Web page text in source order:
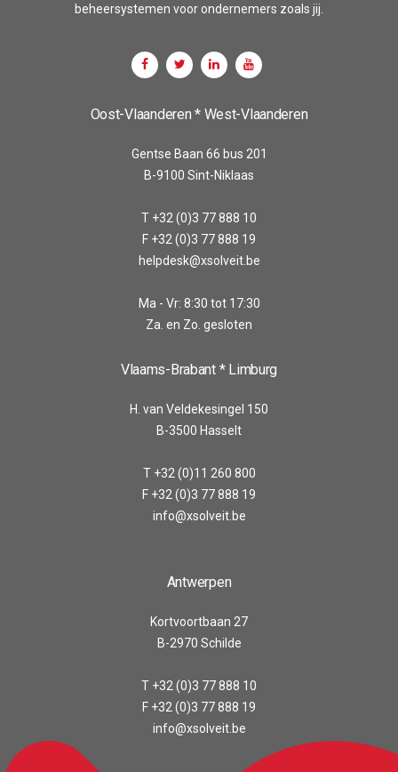
beheersystemen voor ondernemers zoals jij.
Oost-Vlaanderen * West-Vlaanderen
Gentse Baan 66 bus 201
B-9100 Sint-Niklaas
T +32 (0)3 77 888 10
F +32 (0)3 77 888 19
helpdesk@xsolveit.be
Ma - Vr: 8:30 tot 17:30
Za. en Zo. gesloten
Vlaams-Brabant * Limburg
H. van Veldekesingel 150
B-3500 Hasselt
T +32 (0)11 260 800
F +32 (0)3 77 888 19
info@xsolveit.be
Antwerpen
Kortvoortbaan 27
B-2970 Schilde
T +32 (0)3 77 888 10
F +32 (0)3 77 888 19
info@xsolveit.be